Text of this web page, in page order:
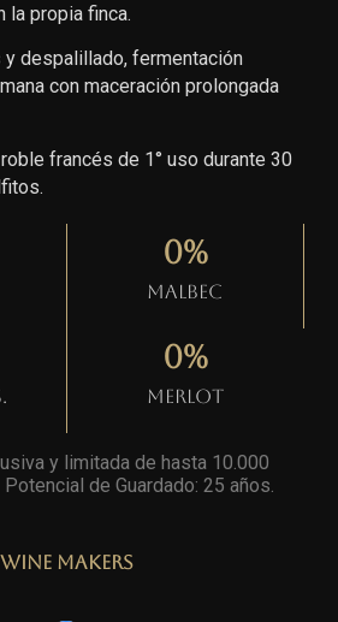
la propia finca.
despalillado, fermentación
con maceración prolongada
francés de 1° uso durante 30
Malbec
0%
Merlot
0%
y limitada de hasta 10.000
de Guardado: 25 años.
Wine Makers